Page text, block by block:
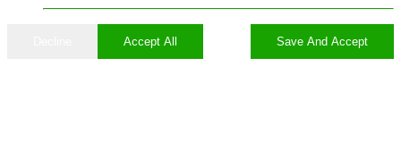
Accept All Save And Accept